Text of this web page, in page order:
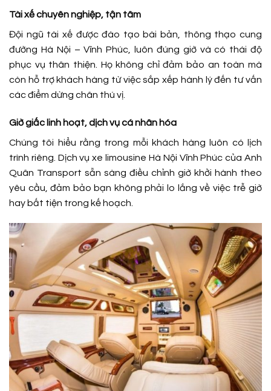
Tài xế chuyên nghiệp, tận tâm
Đội ngũ tài xế được đào tạo bài bản, thông thạo cung
đường Hà Nội – Vĩnh Phúc, luôn đúng giờ và có thái độ
phục vụ thân thiện. Họ không chỉ đảm bảo an toàn mà
còn hỗ trợ khách hàng từ việc sắp xếp hành lý đến tư vấn
các điểm dừng chân thú vị.
Giờ giấc linh hoạt, dịch vụ cá nhân hóa
Chúng tôi hiểu rằng trong mỗi khách hàng luôn có lịch
trình riêng. Dịch vụ xe limousine Hà Nội Vĩnh Phúc của Anh
Quân Transport sẵn sàng điều chỉnh giờ khởi hành theo
yêu cầu, đảm bảo bạn không phải lo lắng về việc trễ giờ
hay bất tiện trong kế hoạch.